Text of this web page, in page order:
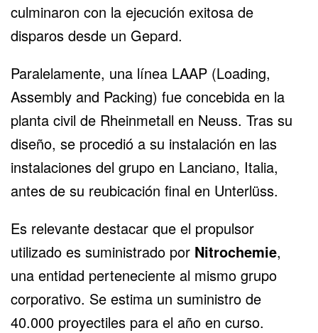
culminaron con la ejecución exitosa de
disparos desde un Gepard.
Paralelamente, una línea LAAP (Loading,
Assembly and Packing) fue concebida en la
planta civil de Rheinmetall en Neuss. Tras su
diseño, se procedió a su instalación en las
instalaciones del grupo en Lanciano, Italia,
antes de su reubicación final en Unterlüss.
Es relevante destacar que el propulsor
utilizado es suministrado por Nitrochemie,
una entidad perteneciente al mismo grupo
corporativo. Se estima un suministro de
40.000 proyectiles para el año en curso.